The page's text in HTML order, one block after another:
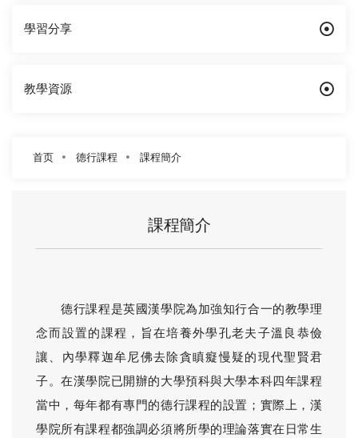
學習分享
教學資源
首页 德行課程 課程簡介
課程簡介
德行課程是英國漢學院為加強知行合一的教學理
念而設置的課程，旨在培養外學孔老夫子溫良恭儉
讓、內學釋迦牟尼佛去除貪瞋癡慢疑的現代聖賢君
子。在漢學院已開辦的大學預科與大學本科四年課程
當中，每年都有專門的德行課程的設置；實際上，漢
學院所有課程都強調必須將所學的理論落實在日常生